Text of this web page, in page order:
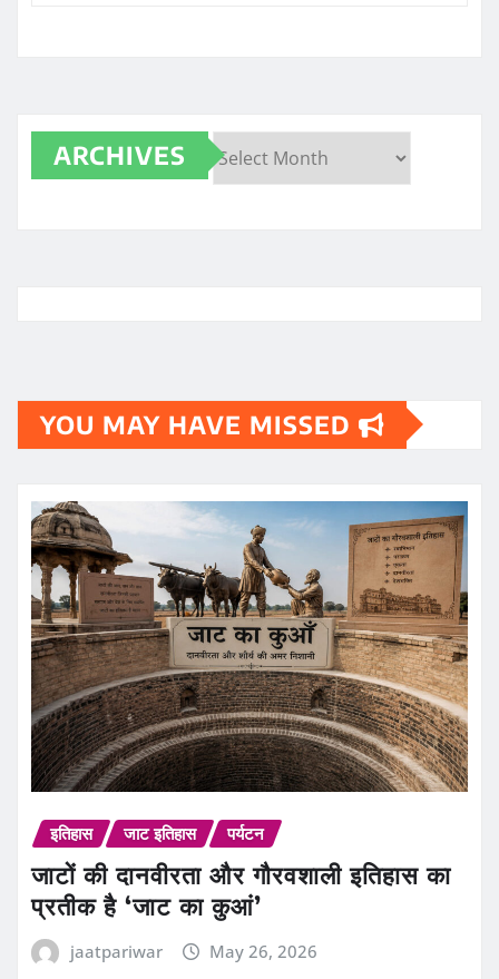
ARCHIVES
YOU MAY HAVE MISSED
इतिहास जाट इतिहास पर्यटन
जाटों की दानवीरता और गौरवशाली इतिहास का
प्रतीक है ‘जाट का कुआं’
jaatpariwar May 26, 2026